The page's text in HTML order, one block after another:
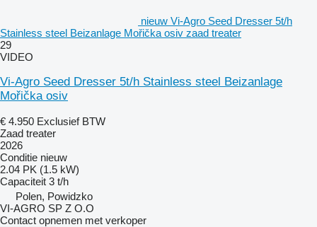
nieuw Vi-Agro Seed Dresser 5t/h
Stainless steel Beizanlage Mořička osiv zaad treater
29
VIDEO
Vi-Agro Seed Dresser 5t/h Stainless steel Beizanlage
Mořička osiv
€ 4.950 Exclusief BTW
Zaad treater
2026
Conditie nieuw
2.04 PK (1.5 kW)
Capaciteit 3 t/h
Polen, Powidzko
VI-AGRO SP Z O.O
Contact opnemen met verkoper